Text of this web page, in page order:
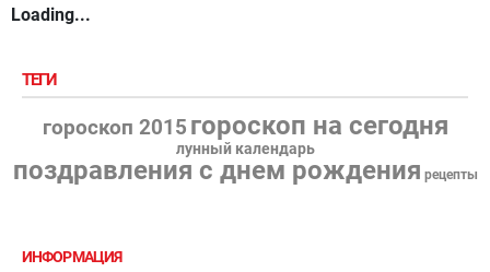
Loading...
ТЕГИ
гороскоп 2015 гороскоп на сегодня
лунный календарь
поздравления с днем рождения рецепты
ИНФОРМАЦИЯ